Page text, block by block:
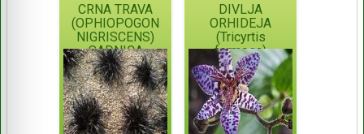
CRNA TRAVA
(OPHIOPOGON
NIGRISCENS)
SADNICA
DIVLJA
ORHIDEJA
(Tricyrtis
formosa)
SADNICA